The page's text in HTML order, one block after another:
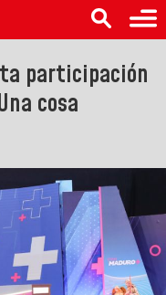
participación
cosa